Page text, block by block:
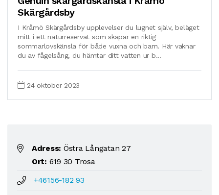
Skärgårdsby
I Kråmö Skärgårdsby upplevelser du lugnet själv, beläget
mitt i ett naturreservat som skapar en riktig
sommarlovskänsla för både vuxna och barn. Här vaknar
du av fågelsång, du hämtar ditt vatten ur b...
24 oktober 2023
Adress: Östra Långatan 27
Ort: 619 30 Trosa
+46156-182 93